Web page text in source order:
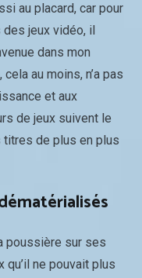
au placard, car pour
jeux vidéo, il
dans mon
au moins, n’a pas
et aux
de jeux suivent le
de plus en plus
poussière sur ses
ne pouvait plus